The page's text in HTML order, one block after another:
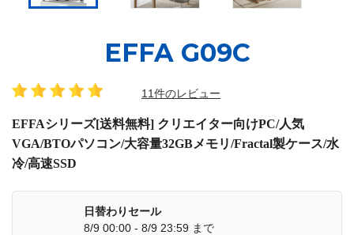
EFFA G09C
11件のレビュー
EFFAシリーズ[送料無料] クリエイター向けPC/人気
VGA/BTOパソコン/大容量32GBメモリ/Fractal製ケース/水
冷/高速SSD
日替わりセール
8/9 00:00 - 8/9 23:59 まで